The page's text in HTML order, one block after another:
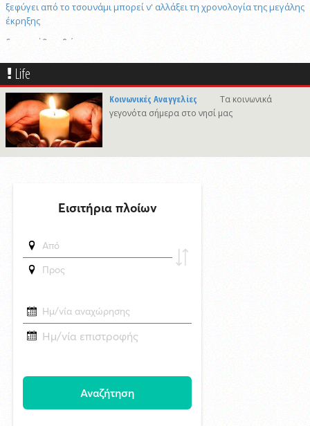
ξεφύγει από το τσουνάμι μπορεί ν' αλλάξει τη χρονολογία της μεγάλης
έκρηξης
δημοσιεύθηκε 8 ώρες πριν
προορισμών
7/8/2026 21:46
Γιώργος Νταλάρας «Ρεμπέτικο»: Μια μεγάλη μουσική βραδιά στο
πλαίσιο του Φεστιβάλ Ρεμπέτικου Σύρου
7/8/2026 09:50
Προσωρινές διακοπές υδροδότησης σε περιοχές της Σύρου
Επανεκλογή του Αθ. Κουσαθανά - Μέγα στη θέση του Προέδρου του
Λιμενικού Ταμείου Μυκόνου
6/8/2026 22:03
στην Άνω Σύρο
Life
Κοινωνικές Αναγγελίες
Τα κοινωνικά
γεγονότα σήμερα στο νησί μας